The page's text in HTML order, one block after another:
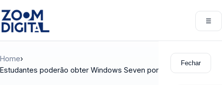
☰
Fechar
Home›
Estudantes poderão obter Windows Seven por apenas U$29,99